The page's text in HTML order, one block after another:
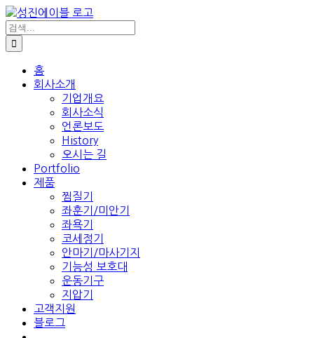
콘
텐
츠
로
검
색:
홈
회사소개
기업개요
회사소식
언론보도
History
오시는 길
Portfolio
제품
찜질기
좌훈기/미안기
좌욕기
코세정기
안마기/마사기지
기능성 보호대
운동기구
지압기
고객지원
블로그